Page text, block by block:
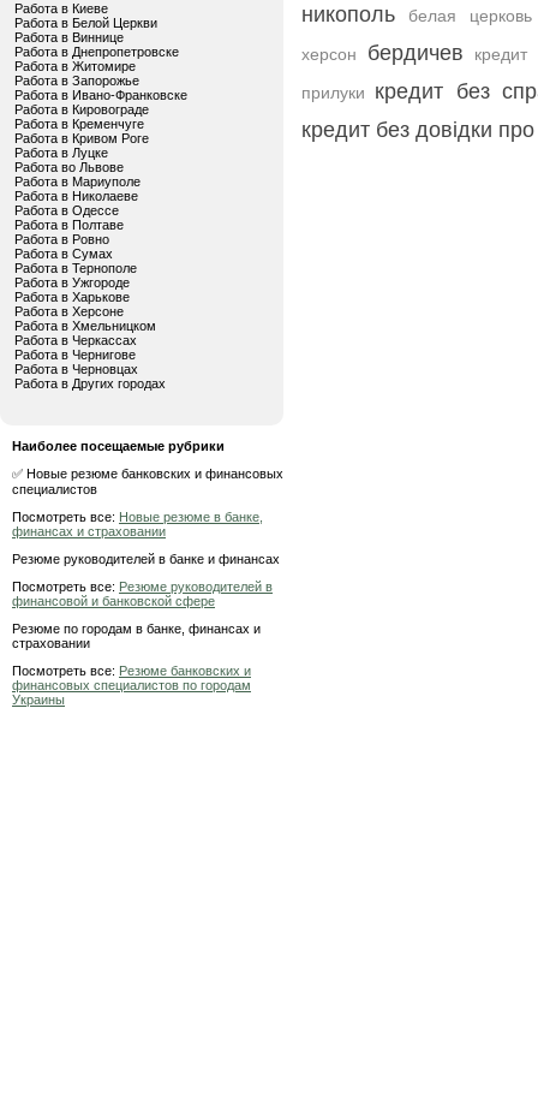
Работа в Киеве
Работа в Белой Церкви
Работа в Виннице
Работа в Днепропетровске
Работа в Житомире
Работа в Запорожье
Работа в Ивано-Франковске
Работа в Кировограде
Работа в Кременчуге
Работа в Кривом Роге
Работа в Луцке
Работа во Львове
Работа в Мариуполе
Работа в Николаеве
Работа в Одессе
Работа в Полтаве
Работа в Ровно
Работа в Сумах
Работа в Тернополе
Работа в Ужгороде
Работа в Харькове
Работа в Херсоне
Работа в Хмельницком
Работа в Черкассах
Работа в Чернигове
Работа в Черновцах
Работа в Других городах
Наиболее посещаемые рубрики
✅ Новые резюме банковских и финансовых
специалистов
Посмотреть все: Новые резюме в банке,
финансах и страховании
Резюме руководителей в банке и финансах
Посмотреть все: Резюме руководителей в
финансовой и банковской сфере
Резюме по городам в банке, финансах и
страховании
Посмотреть все: Резюме банковских и
финансовых специалистов по городам
Украины
никополь
белая церковь
херсон
бердичев
прилуки
кредит без
кредит без довідки